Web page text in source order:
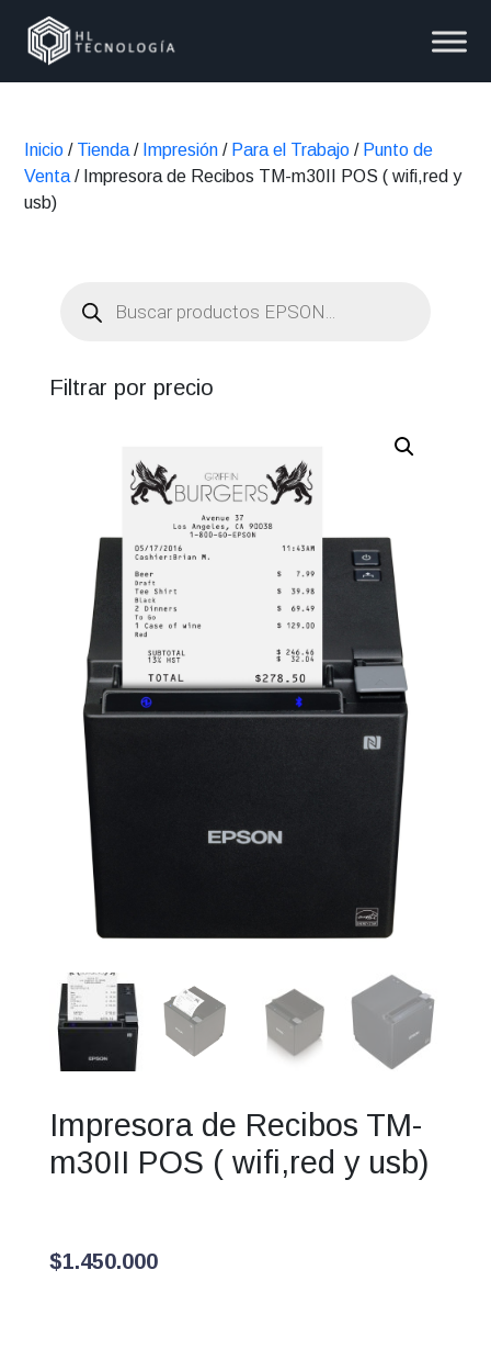
Inicio / Tienda / Impresión / Para el Trabajo / Punto de
Venta / Impresora de Recibos TM-m30II POS ( wifi,red y
usb)
productos
Filtrar por precio
Impresora de Recibos TM-
m30II POS ( wifi,red y usb)
$1.450.000